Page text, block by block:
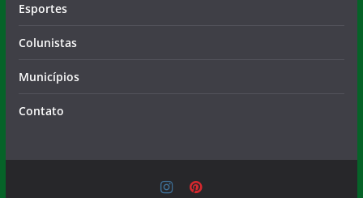
Esportes
Colunistas
Municípios
Contato